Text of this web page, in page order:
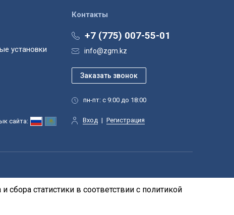
Контакты
+7 (775) 007-55-01
info@zgm.kz
пн-пт: с 9:00 до 18:00
Вход | Регистрация
сайта:
установки
статистики в соответствии с политикой